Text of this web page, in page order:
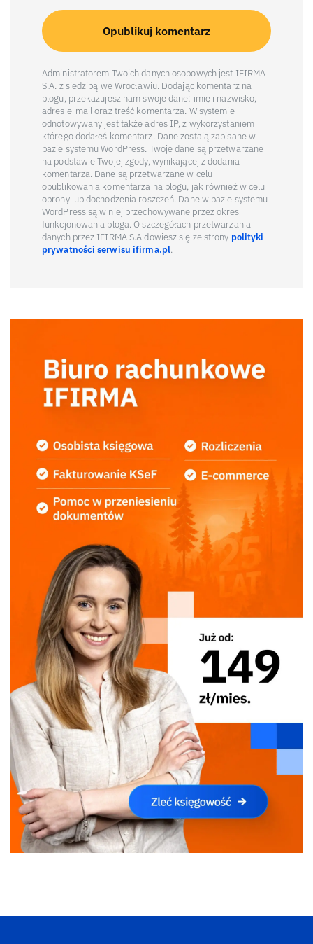
Administratorem Twoich danych osobowych jest IFIRMA
S.A. z siedzibą we Wrocławiu. Dodając komentarz na
blogu, przekazujesz nam swoje dane: imię i nazwisko,
adres e-mail oraz treść komentarza. W systemie
odnotowywany jest także adres IP, z wykorzystaniem
którego dodałeś komentarz. Dane zostają zapisane w
bazie systemu WordPress. Twoje dane są przetwarzane
na podstawie Twojej zgody, wynikającej z dodania
komentarza. Dane są przetwarzane w celu
opublikowania komentarza na blogu, jak również w celu
obrony lub dochodzenia roszczeń. Dane w bazie systemu
WordPress są w niej przechowywane przez okres
funkcjonowania bloga. O szczegółach przetwarzania
danych przez IFIRMA S.A dowiesz się ze strony polityki
prywatności serwisu ifirma.pl.